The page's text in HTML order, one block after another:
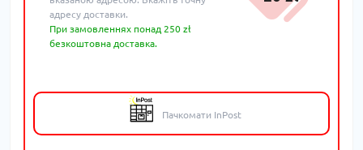
адресу доставки.
При замовленнях понад 250 zł
безкоштовна доставка.
Пачкомати InPost